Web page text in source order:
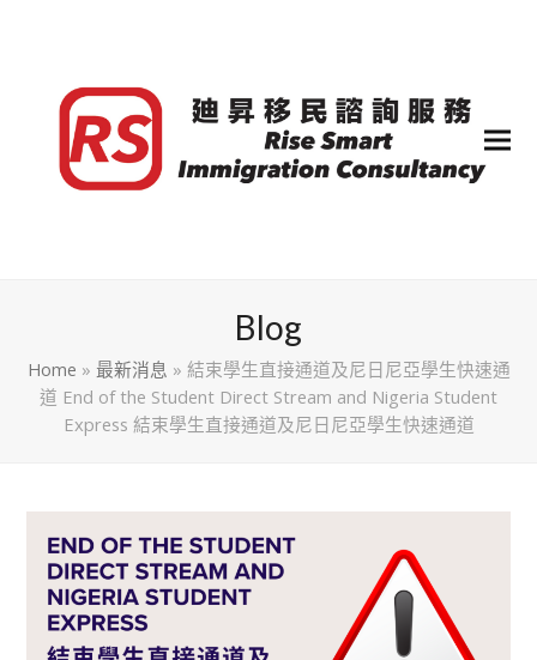
Blog
Home » 最新消息 » 結束學生直接通道及尼日尼亞學生快速通
道 End of the Student Direct Stream and Nigeria Student
Express 結束學生直接通道及尼日尼亞學生快速通道